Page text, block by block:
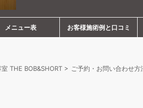
メニュー表 お客様施術例と口コミ
THE BOB&SHORT > ご予約・お問い合わせ方